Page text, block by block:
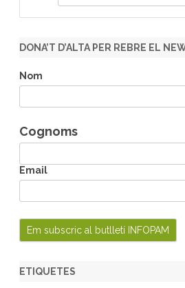
r
h
DONA’T D’ALTA PER REBRE EL
Nom
Cognoms
Email
ETIQUETES